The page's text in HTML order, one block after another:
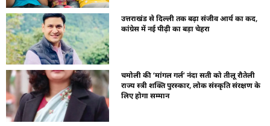
उत्तराखंड से दिल्ली तक बढ़ा संजीव आर्य का कद,
कांग्रेस में नई पीढ़ी का बड़ा चेहरा
चमोली की ‘मांगल गर्ल’ नंदा सती को तीलू रौतेली
राज्य स्त्री शक्ति पुरस्कार, लोक संस्कृति संरक्षण के
लिए होगा सम्मान